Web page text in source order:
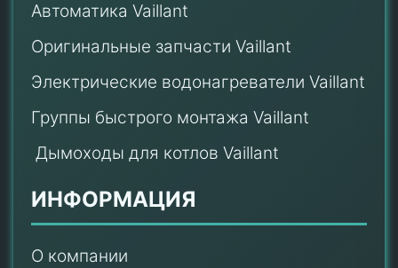
Автоматика Vaillant
Оригинальные запчасти Vaillant
Электрические водонагреватели Vaillant
Группы быстрого монтажа Vaillant
Дымоходы для котлов Vaillant
ИНФОРМАЦИЯ
О компании